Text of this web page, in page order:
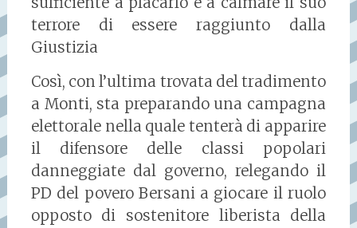
terrore di essere raggiunto dalla
Giustizia
Così, con l’ultima trovata del tradimento
a Monti, sta preparando una campagna
elettorale nella quale tenterà di apparire
il difensore delle classi popolari
danneggiate dal governo, relegando il
PD del povero Bersani a giocare il ruolo
opposto di sostenitore liberista della